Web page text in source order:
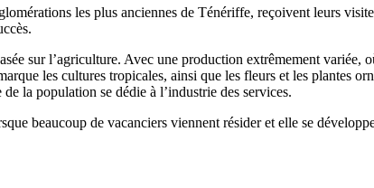
les plus anciennes de Ténériffe, reçoivent leurs
sur l’agriculture. Avec une production extrêmement variée,
les cultures tropicales, ainsi que les fleurs et les plantes
la population se dédie à l’industrie des services.
beaucoup de vacanciers viennent résider et elle se